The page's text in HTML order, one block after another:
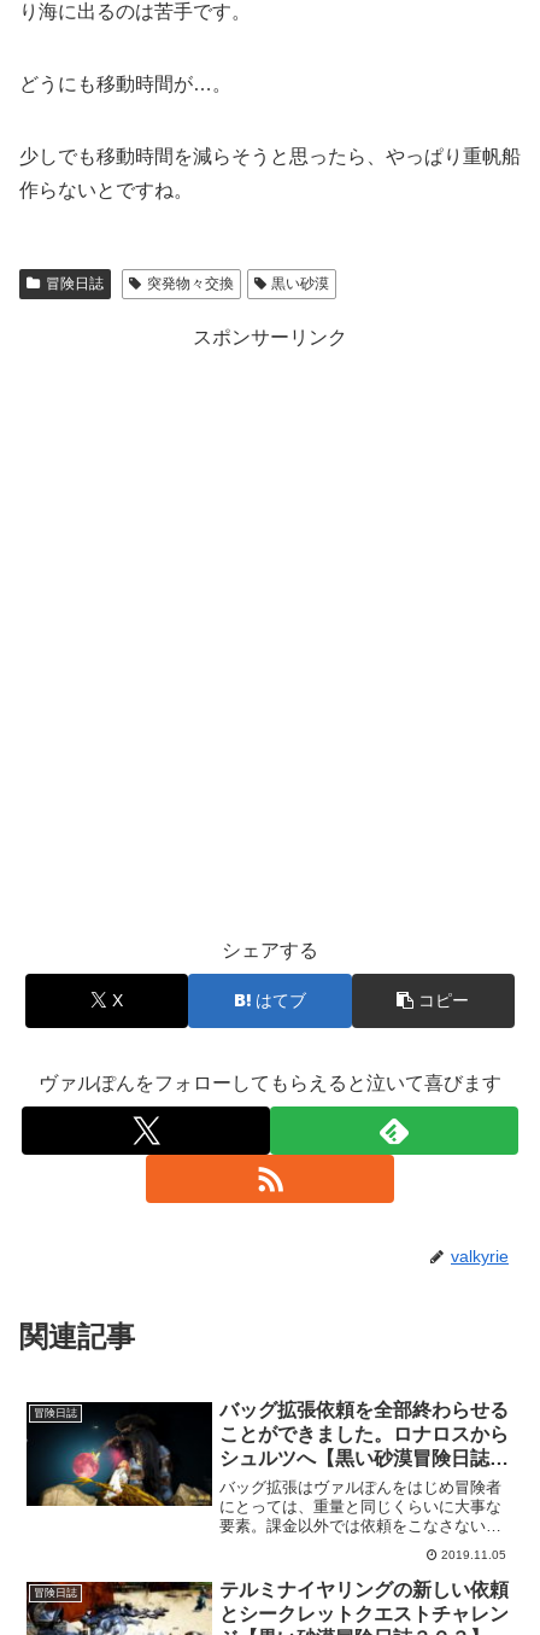
り海に出るのは苦手です。
どうにも移動時間が…。
少しでも移動時間を減らそうと思ったら、やっぱり重帆船
作らないとですね。
冒険日誌 突発物々交換 黒い砂漠
スポンサーリンク
シェアする
X はてブ コピー
ヴァルぽんをフォローしてもらえると泣いて喜びます
valkyrie
関連記事
冒険日誌
バッグ拡張依頼を全部終わらせる
ことができました。ロナロスから
シュルツへ【黒い砂漠冒険日誌９
０】
バッグ拡張はヴァルぽんをはじめ冒険者
にとっては、重量と同じくらいに大事な
要素。課金以外では依頼をこなさないと
拡張されないので、是非ともこなしてお
きたいですね。今回は、バッグ拡張依頼
の最後となる依頼を終わらせてきまし
た。
2019.11.05
冒険日誌
テルミナイヤリングの新しい依頼
とシークレットクエストチャレン